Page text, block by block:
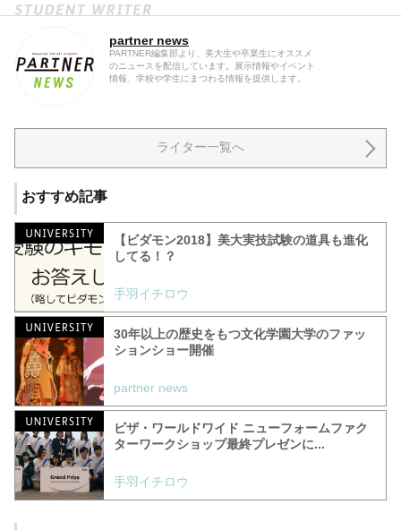
partner news
PARTNER編集部より、美大生や卒業生にオススメ
のニュースを配信しています。展示情報やイベント
情報、学校や学生にまつわる情報を提供します。
ライター一覧へ
おすすめ記事
【ビダモン2018】美大実技試験の道具も進化
してる！？
手羽イチロウ
30年以上の歴史をもつ文化学園大学のファッ
ションショー開催
partner news
ビザ・ワールドワイド ニューフォームファク
ターワークショップ最終プレゼンに...
手羽イチロウ